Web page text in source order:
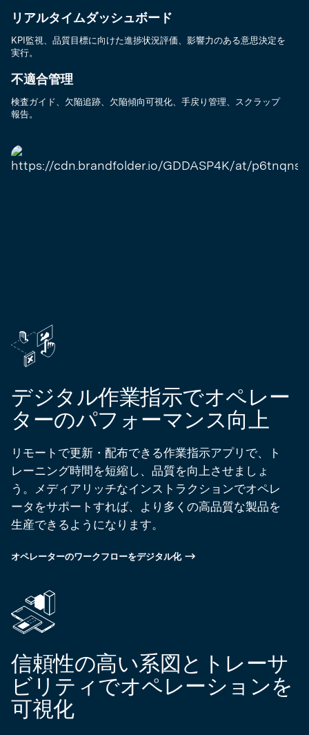
リアルタイムダッシュボード
KPI監視、品質目標に向けた進捗状況評価、影響力のある意思決定を
実行。
不適合管理
検査ガイド、欠陥追跡、欠陥傾向可視化、手戻り管理、スクラップ
報告。
デジタル作業指示でオペレー
ターのパフォーマンス向上
リモートで更新・配布できる作業指示アプリで、ト
レーニング時間を短縮し、品質を向上させましょ
う。メディアリッチなインストラクションでオペレ
ータをサポートすれば、より多くの高品質な製品を
生産できるようになります。
オペレーターのワークフローをデジタル化
信頼性の高い系図とトレーサ
ビリティでオペレーションを
可視化